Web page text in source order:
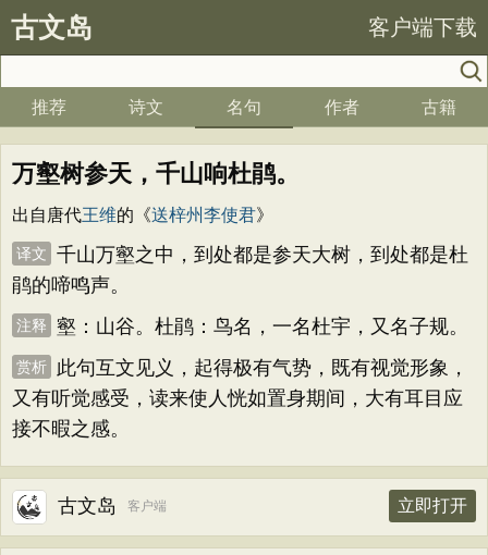
古文岛 客户端下载
推荐 诗文 名句 作者 古籍
万壑树参天，千山响杜鹃。
出自唐代王维的《送梓州李使君》
译文
千山万壑之中，到处都是参天大树，到处都是杜
鹃的啼鸣声。
注释 壑：山谷。杜鹃：鸟名，一名杜宇，又名子规。
赏析
此句互文见义，起得极有气势，既有视觉形象，
又有听觉感受，读来使人恍如置身期间，大有耳目应
接不暇之感。
古文岛 客户端 立即打开